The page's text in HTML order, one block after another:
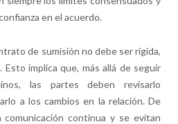
en el acuerdo.
de sumisión no debe ser rígida,
implica que, más allá de seguir
las partes deben revisarlo
a los cambios en la relación. De
continua y se evitan